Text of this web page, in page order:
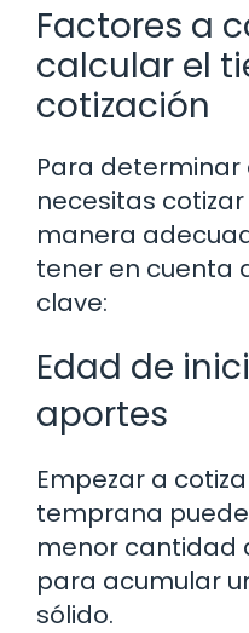
Factores a
calcular el
cotización
Para
necesitas
manera
tener en cuenta
clave:
Edad de
aportes
Empezar a
temprana
menor cantidad
para acumular
sólido.